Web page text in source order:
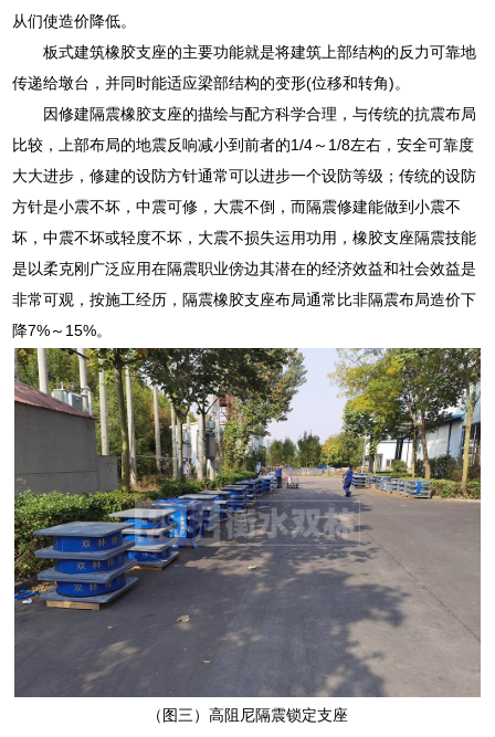
从们使造价降低。
板式建筑橡胶支座的主要功能就是将建筑上部结构的反力可靠地
传递给墩台，并同时能适应梁部结构的变形(位移和转角)。
因修建隔震橡胶支座的描绘与配方科学合理，与传统的抗震布局
比较，上部布局的地震反响减小到前者的1/4～1/8左右，安全可靠度
大大进步，修建的设防方针通常可以进步一个设防等级；传统的设防
方针是小震不坏，中震可修，大震不倒，而隔震修建能做到小震不
坏，中震不坏或轻度不坏，大震不损失运用功用，橡胶支座隔震技能
是以柔克刚广泛应用在隔震职业傍边其潜在的经济效益和社会效益是
非常可观，按施工经历，隔震橡胶支座布局通常比非隔震布局造价下
降7%～15%。
（图三）高阻尼隔震锁定支座